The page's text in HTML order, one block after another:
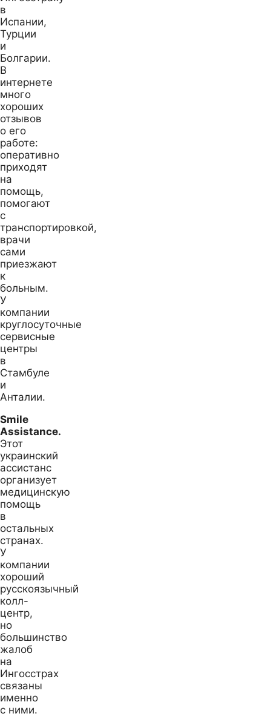
в
Испании,
Турции
и
Болгарии.
В
интернете
много
хороших
отзывов
о его
работе:
оперативно
приходят
на
помощь,
помогают
с
транспортировкой,
врачи
сами
приезжают
к
больным.
У
компании
круглосуточные
сервисные
центры
в
Стамбуле
и
Анталии.
Smile
Assistance.
Этот
украинский
ассистанс
организует
медицинскую
помощь
в
остальных
странах.
У
компании
хороший
русскоязычный
колл-
центр,
но
большинство
жалоб
на
Ингосстрах
связаны
именно
с ними.